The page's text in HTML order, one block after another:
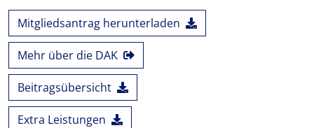
Mitgliedsantrag herunterladen
Mehr über die DAK
Beitragsübersicht
Extra Leistungen